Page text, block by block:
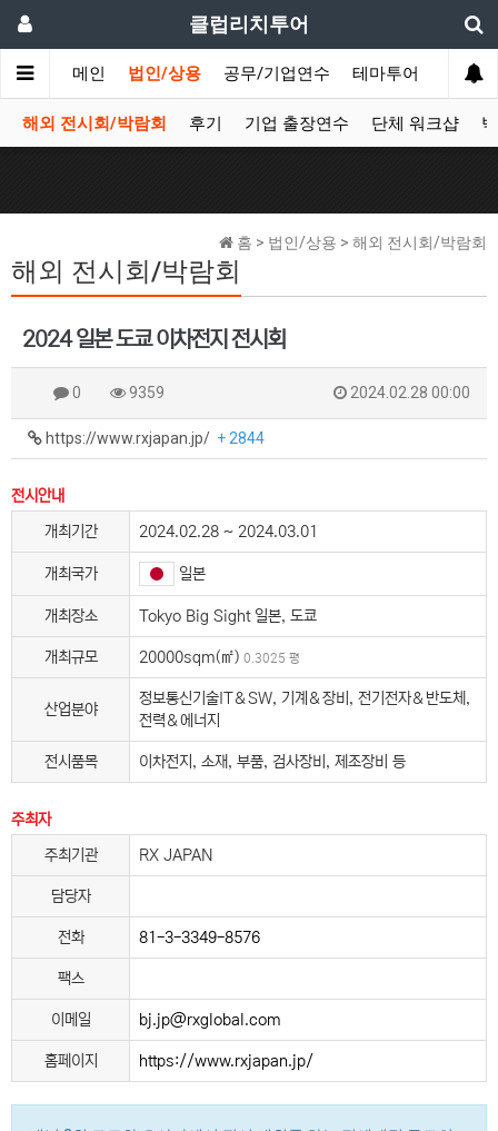
클럽리치투어
메인 법인/상용 공무/기업연수 테마투어 데이투
해외 전시회/박람회 후기 기업 출장연수 단체 워크샵
홈 > 법인/상용 > 해외 전시회/박람회
해외 전시회/박람회
2024 일본 도쿄 이차전지 전시회
0 9359 2024.02.28 00:00
https://www.rxjapan.jp/ + 2844
전시안내
개최기간
2024.02.28 ~ 2024.03.01
개최국가 일본
개최장소 Tokyo Big Sight 일본, 도쿄
개최규모 20000sqm(㎡) 0.3025 평
산업분야
정보통신기술IT＆SW, 기계＆장비, 전기전자＆반도체,
전력＆에너지
전시품목 이차전지, 소재, 부품, 검사장비, 제조장비 등
주최자
주최기관
RX JAPAN
담당자
전화 81-3-3349-8576
팩스
이메일 bj.jp@rxglobal.com
홈페이지 https://www.rxjapan.jp/